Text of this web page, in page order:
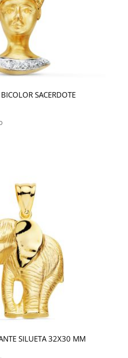
SACERDOTE
SILUETA 32X30 MM